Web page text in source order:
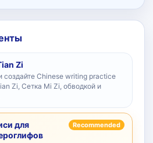
Zi
создайте Chinese writing practice
Zi, Сетка Mi Zi, обводкой и
для
Recommended